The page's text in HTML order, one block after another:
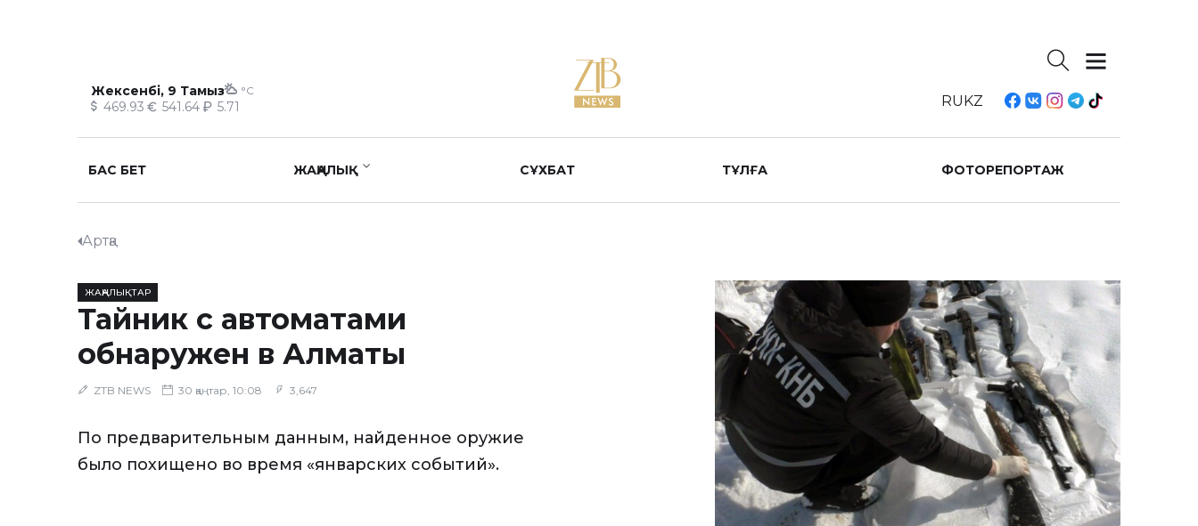
Жексенбі, 9 Тамыз °C
469.93 541.64 5.71 RUKZ
БАС БЕТ ЖАҢАЛЫҚ СҰХБАТ ТҰЛҒА ФОТОРЕПОРТАЖ
Артқа
ЖАҢАЛЫҚТАР
Тайник с автоматами
обнаружен в Алматы
ZTB NEWS 30 қаңтар, 10:08 3,647
По предварительным данным, найденное оружие
было похищено во время «январских событий».